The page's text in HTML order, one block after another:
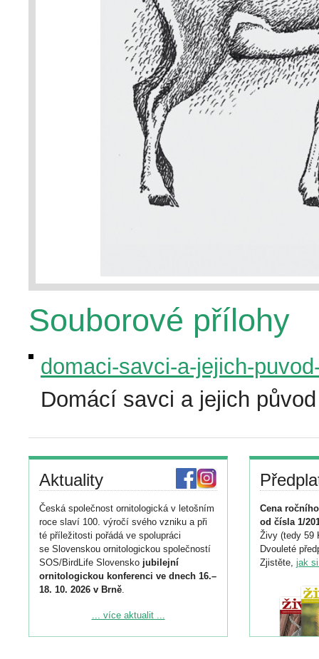
Souborové přílohy
domaci-savci-a-jejich-
Domácí savci a jejich
Aktuality
Česká společnost ornitologická v letošním
roce slaví 100. výročí svého vzniku a při
té příležitosti pořádá ve spolupráci
se Slovenskou ornitologickou společností
SOS/BirdLife Slovensko jubilejní
ornitologickou konferenci ve dnech 16.–
18. 10. 2026 v Brně.
Podrobnější informace ke konferenci
... více aktualit ...
Cena
od čísla 1/
Živy (tedy 59
Dvouleté
Zjistěte, jak